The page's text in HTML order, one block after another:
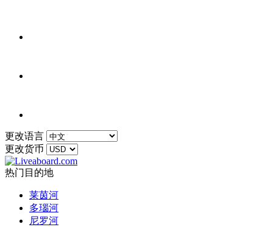
更改语言
更改货币
热门目的地
莱茵河
多瑙河
尼罗河